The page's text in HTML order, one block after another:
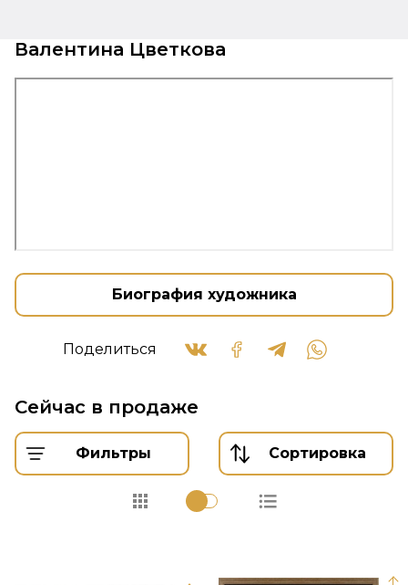
Валентина Цветкова
Биография художника
Поделиться
Сейчас в продаже
Фильтры Сортировка